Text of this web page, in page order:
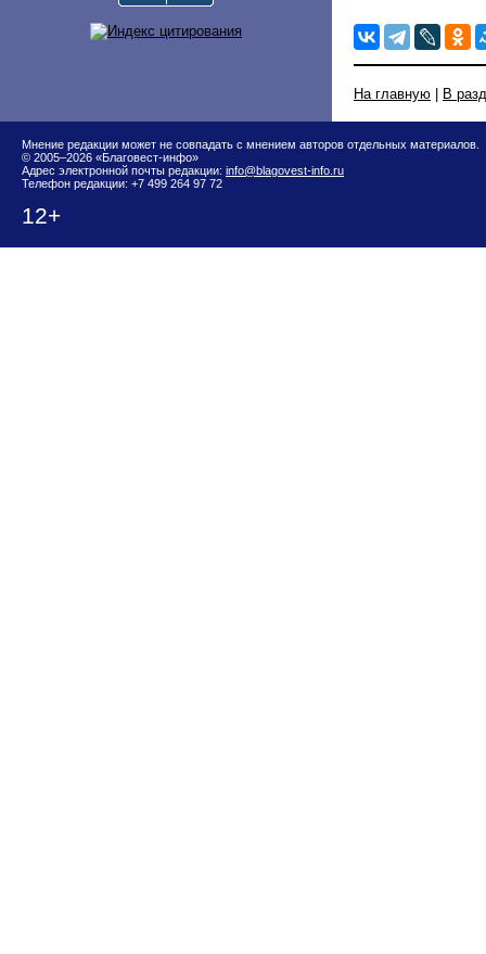
На главную В
Мнение редакции может не совпадать с мнением авторов отдельных материалов.
© 2005–2026 «Благовест-инфо»
Адрес электронной почты редакции: info@blagovest-info.ru
Телефон редакции: +7 499 264 97 72
12+